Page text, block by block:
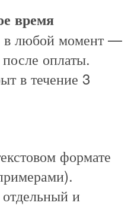
время
в любой момент —
оплаты.
в течение 3
формате
и